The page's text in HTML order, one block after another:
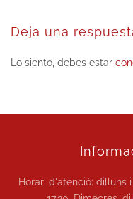
Deja una
Lo siento, debes estar
Horari d'atenció: dilluns